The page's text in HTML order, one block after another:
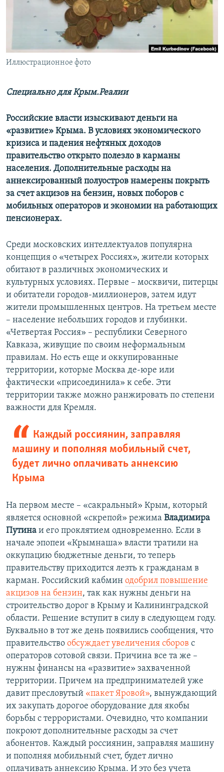
ПОБЕДИТЕЛЕЙ НЕ СУДЯТ?
КРЫМ.НЕПОКОРЕННЫЙ
УКРАИНСКАЯ ПРОБЛЕМА КРЫМА
ПРИСОЕДИНЯЙТЕСЬ!
Иллюстрационное фото
Специально для Крым.Реалии
Российские власти изыскивают деньги на
«развитие» Крыма. В условиях экономического
кризиса и падения нефтяных доходов
правительство открыто полезло в карманы
населения. Дополнительные расходы на
аннексированный полуостров намерены покрыть
за счет акцизов на бензин, новых поборов с
мобильных операторов и экономии на работающих
пенсионерах.
Среди московских интеллектуалов популярна
концепция о «четырех Россиях», жители которых
обитают в различных экономических и
культурных условиях. Первые – москвичи, питерцы
и обитатели городов-миллионеров, затем идут
жители промышленных центров. На третьем месте
– население небольших городов и глубинки.
«Четвертая Россия» – республики Северного
Кавказа, живущие по своим неформальным
правилам. Но есть еще и оккупированные
территории, которые Москва де-юре или
фактически «присоединила» к себе. Эти
территории также можно ранжировать по степени
важности для Кремля.
Каждый россиянин, заправляя
машину и пополняя мобильный счет,
будет лично оплачивать аннексию
Крыма
На первом месте – «сакральный» Крым, который
является основной «скрепой» режима Владимира
Путина и его проклятием одновременно. Если в
начале эпопеи «Крымнаша» власти тратили на
оккупацию бюджетные деньги, то теперь
правительству приходится лезть к гражданам в
карман. Российский кабмин одобрил повышение
акцизов на бензин, так как нужны деньги на
строительство дорог в Крыму и Калининградской
области. Решение вступит в силу в следующем году.
Буквально в тот же день появились сообщения, что
правительство обсуждает увеличения сборов с
операторов сотовой связи. Причина все та же –
нужны финансы на «развитие» захваченной
территории. Причем на предпринимателей уже
давит пресловутый «пакет Яровой», вынуждающий
их закупать дорогое оборудование для якобы
борьбы с террористами. Очевидно, что компании
покроют дополнительные расходы за счет
абонентов. Каждый россиянин, заправляя машину
и пополняя мобильный счет, будет лично
оплачивать аннексию Крыма. И это без учета